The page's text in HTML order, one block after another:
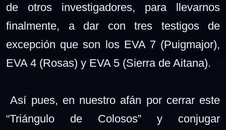
de otros investigadores, para llevarnos
finalmente, a dar con tres testigos de
excepción que son los EVA 7 (Puigmajor),
EVA 4 (Rosas) y EVA 5 (Sierra de Aitana).
Así pues, en nuestro afán por cerrar este
“Triángulo de Colosos” y conjugar